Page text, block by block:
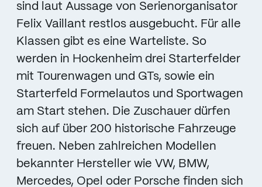
sind laut Aussage von Serienorganisator
Felix Vaillant restlos ausgebucht. Für alle
Klassen gibt es eine Warteliste. So
werden in Hockenheim drei Starterfelder
mit Tourenwagen und GTs, sowie ein
Starterfeld Formelautos und Sportwagen
am Start stehen. Die Zuschauer dürfen
sich auf über 200 historische Fahrzeuge
freuen. Neben zahlreichen Modellen
bekannter Hersteller wie VW, BMW,
Mercedes, Opel oder Porsche finden sich